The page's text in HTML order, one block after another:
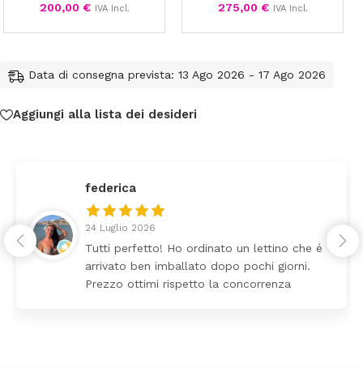
200,00 € IVA Incl. 275,00 € IVA Incl.
Data di consegna prevista: 13 Ago 2026 - 17 Ago 2026
Aggiungi alla lista dei desideri
federica
24 Luglio 2026
Tutti perfetto! Ho ordinato un lettino che é
arrivato ben imballato dopo pochi giorni.
Prezzo ottimi rispetto la concorrenza